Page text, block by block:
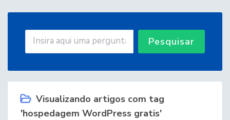
Pesquisar
Visualizando artigos com tag
'hospedagem WordPress gratis'